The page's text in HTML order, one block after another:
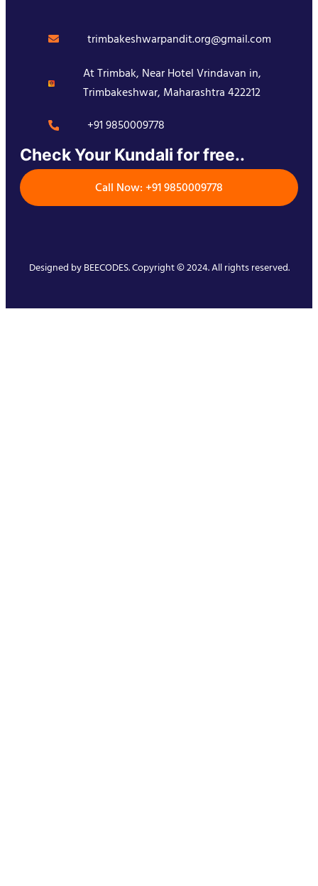
trimbakeshwarpandit.org@gmail.com
At Trimbak, Near Hotel Vrindavan in,
Trimbakeshwar, Maharashtra 422212
+91 9850009778
Check Your Kundali for free..
Call Now: +91 9850009778
Designed byBEECODES. Copyright © 2024. All rights reserved.